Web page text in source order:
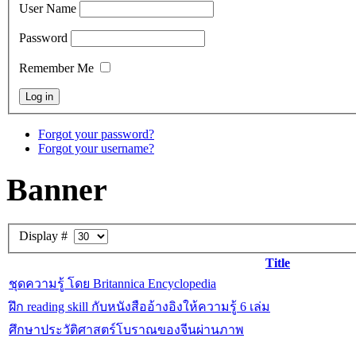
User Name
Password
Remember Me
Forgot your password?
Forgot your username?
Banner
Display #
Title
ชุดความรู้ โดย Britannica Encyclopedia
ฝึก reading skill กับหนังสืออ้างอิงให้ความรู้ 6 เล่ม
ศึกษาประวัติศาสตร์โบราณของจีนผ่านภาพ